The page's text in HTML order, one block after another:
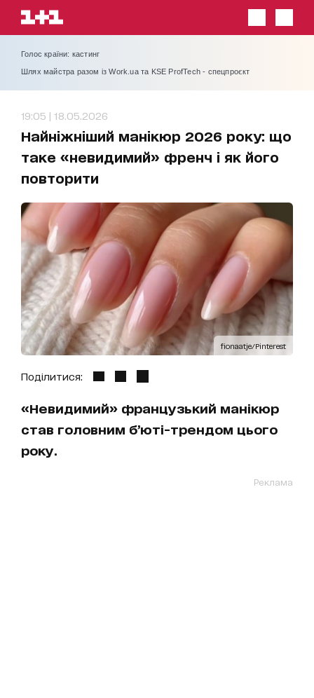
Голос країни: кастинг
Шлях майстра разом із Work.ua та KSE ProfTech - спецпроєкт
19:05 | 18.05.2026
Найніжніший манікюр 2026 року: що
таке «невидимий» френч і як його
повторити
fionaatje/Pinterest
Поділитися:
«Невидимий» французький манікюр
став головним б’юті-трендом цього
року.
Реклама